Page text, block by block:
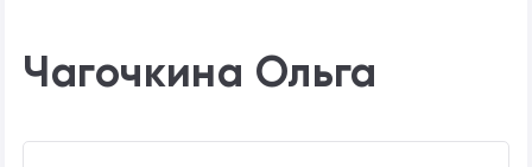
Чагочкина Ольга